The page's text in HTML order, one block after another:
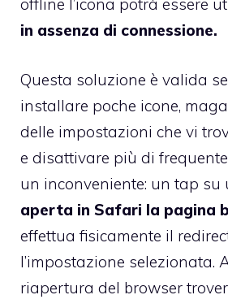
offline l’icona potrà essere
in assenza di connessione.
Questa soluzione è valida
installare poche icone,
delle impostazioni che vi
e disattivare più di
un inconveniente: un tap su
aperta in Safari la pagina
effettua fisicamente il
l’impostazione selezionata.
riapertura del browser